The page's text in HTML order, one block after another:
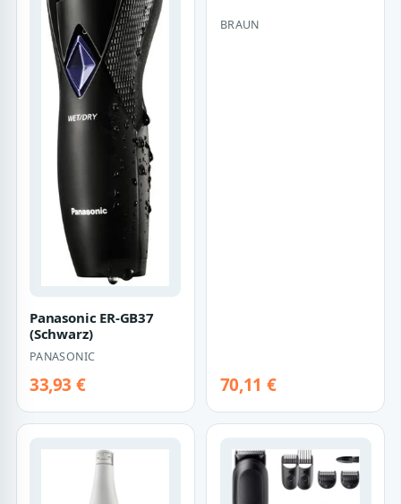
Panasonic ER-GB37
(Schwarz)
PANASONIC
33,93 €
BRAUN
70,11 €